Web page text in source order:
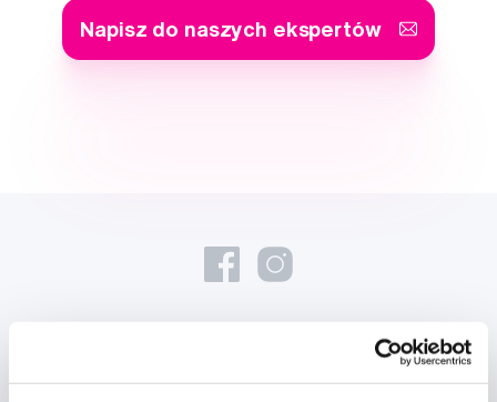
Napisz do naszych ekspertów